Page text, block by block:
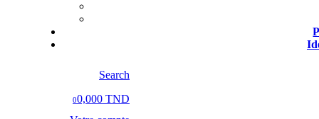
Search
00,000 TND